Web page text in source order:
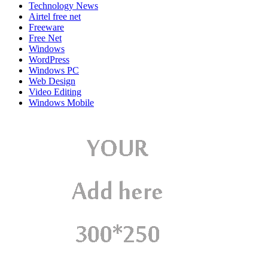
Technology News
Airtel free net
Freeware
Free Net
Windows
WordPress
Windows PC
Web Design
Video Editing
Windows Mobile